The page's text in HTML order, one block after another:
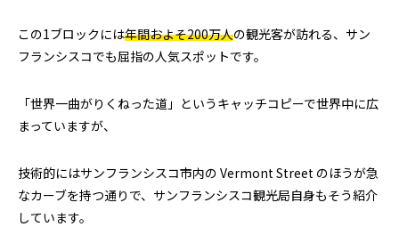
この1ブロックには年間およそ200万人の観光客が訪れる、サン
フランシスコでも屈指の人気スポットです。
「世界一曲がりくねった道」というキャッチコピーで世界中に広
まっていますが、
技術的にはサンフランシスコ市内の Vermont Street のほうが急
なカーブを持つ通りで、サンフランシスコ観光局自身もそう紹介
しています。